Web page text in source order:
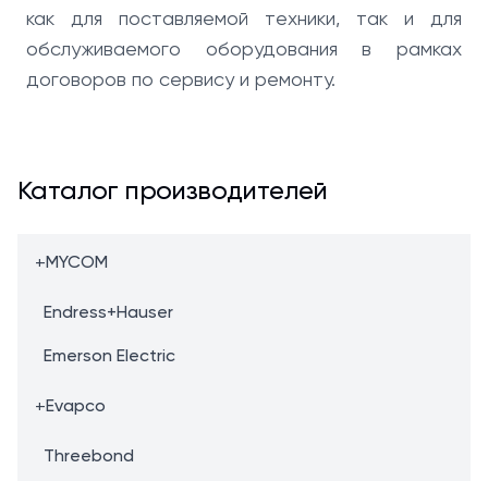
как для поставляемой техники, так и для
обслуживаемого оборудования в рамках
договоров по сервису и ремонту.
Каталог производителей
+MYCOM
Endress+Hauser
Emerson Electric
+Evapco
Threebond